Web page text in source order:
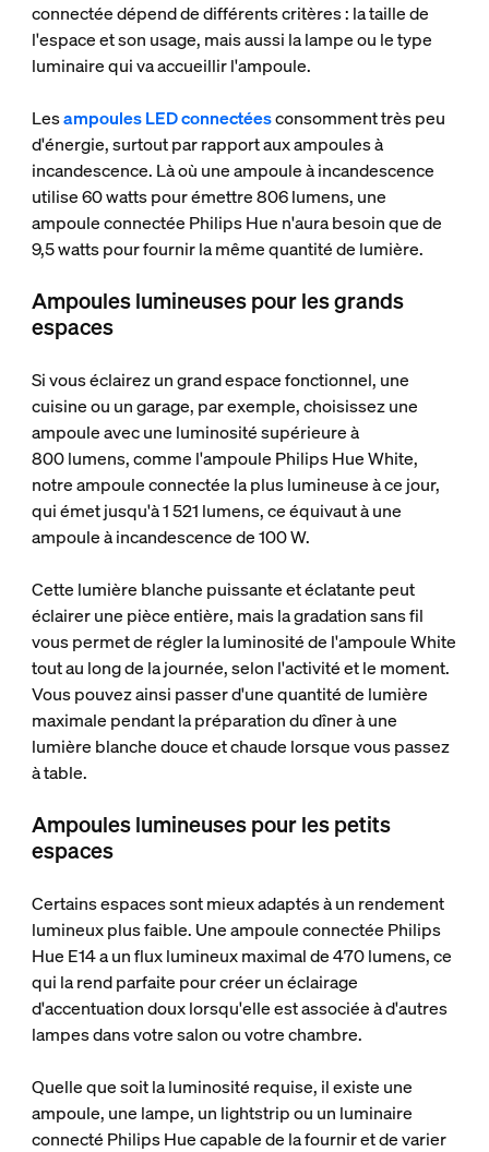
connectée dépend de différents critères : la taille de
l'espace et son usage, mais aussi la lampe ou le type
luminaire qui va accueillir l'ampoule.
Lesampoules LED connectéesconsomment très peu
d'énergie, surtout par rapport aux ampoules à
incandescence. Là où une ampoule à incandescence
utilise 60 watts pour émettre 806 lumens, une
ampoule connectée Philips Hue n'aura besoin que de
9,5 watts pour fournir la même quantité de lumière.
Ampoules lumineuses pour les grands
espaces
Si vous éclairez un grand espace fonctionnel, une
cuisine ou un garage, par exemple, choisissez une
ampoule avec une luminosité supérieure à
800 lumens, comme l'ampoule Philips Hue White,
notre ampoule connectée la plus lumineuse à ce jour,
qui émet jusqu'à 1 521 lumens, ce équivaut à une
ampoule à incandescence de 100 W.
Cette lumière blanche puissante et éclatante peut
éclairer une pièce entière, mais la gradation sans fil
vous permet de régler la luminosité de l'ampoule White
tout au long de la journée, selon l'activité et le moment.
Vous pouvez ainsi passer d'une quantité de lumière
maximale pendant la préparation du dîner à une
lumière blanche douce et chaude lorsque vous passez
à table.
Ampoules lumineuses pour les petits
espaces
Certains espaces sont mieux adaptés à un rendement
lumineux plus faible. Une ampoule connectée Philips
Hue E14 a un flux lumineux maximal de 470 lumens, ce
qui la rend parfaite pour créer un éclairage
d'accentuation doux lorsqu'elle est associée à d'autres
lampes dans votre salon ou votre chambre.
Quelle que soit la luminosité requise, il existe une
ampoule, une lampe, un lightstrip ou un luminaire
connecté Philips Hue capable de la fournir et de varier